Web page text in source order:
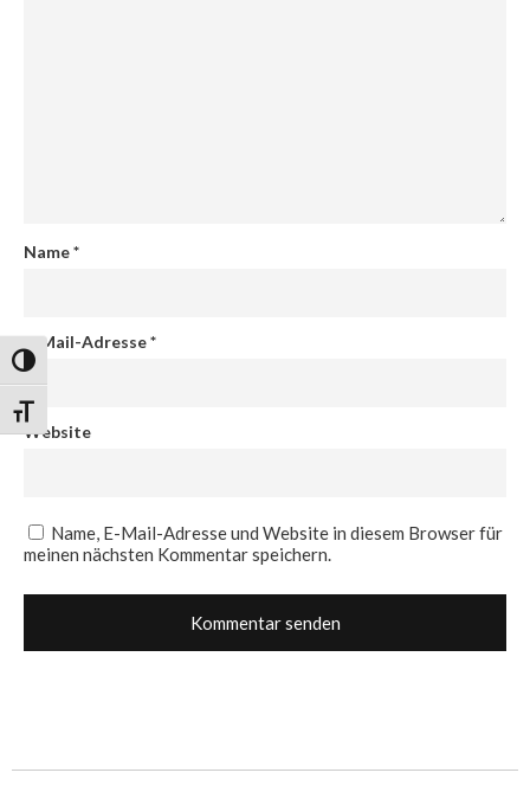
Umschalten auf hohe Kontraste
Schrift vergrößern
Name*
E-Mail-Adresse*
Website
Name, E-Mail-Adresse und Website in diesem Browser für
meinen nächsten Kommentar speichern.